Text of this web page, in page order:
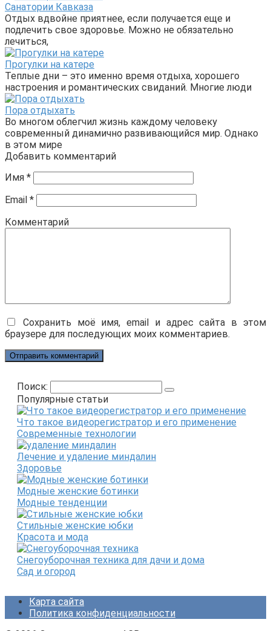
Санатории Кавказа
Отдых вдвойне приятнее, если получается еще и
подлечить свое здоровье. Можно не обязательно
лечиться,
Прогулки на катере
Теплые дни – это именно время отдыха, хорошего
настроения и романтических свиданий. Многие люди
Пора отдыхать
Во многом облегчил жизнь каждому человеку
современный динамично развивающийся мир. Однако
в этом мире
Добавить комментарий
Имя *
Email *
Комментарий
Сохранить моё имя, email и адрес сайта в этом
браузере для последующих моих комментариев.
Поиск:
Популярные статьи
Что такое видеорегистратор и его применение
Современные технологии
Лечение и удаление миндалин
Здоровье
Модные женские ботинки
Модные тенденции
Стильные женские юбки
Красота и мода
Снегоуборочная техника для дачи и дома
Сад и огород
Карта сайта
Политика конфиденциальности